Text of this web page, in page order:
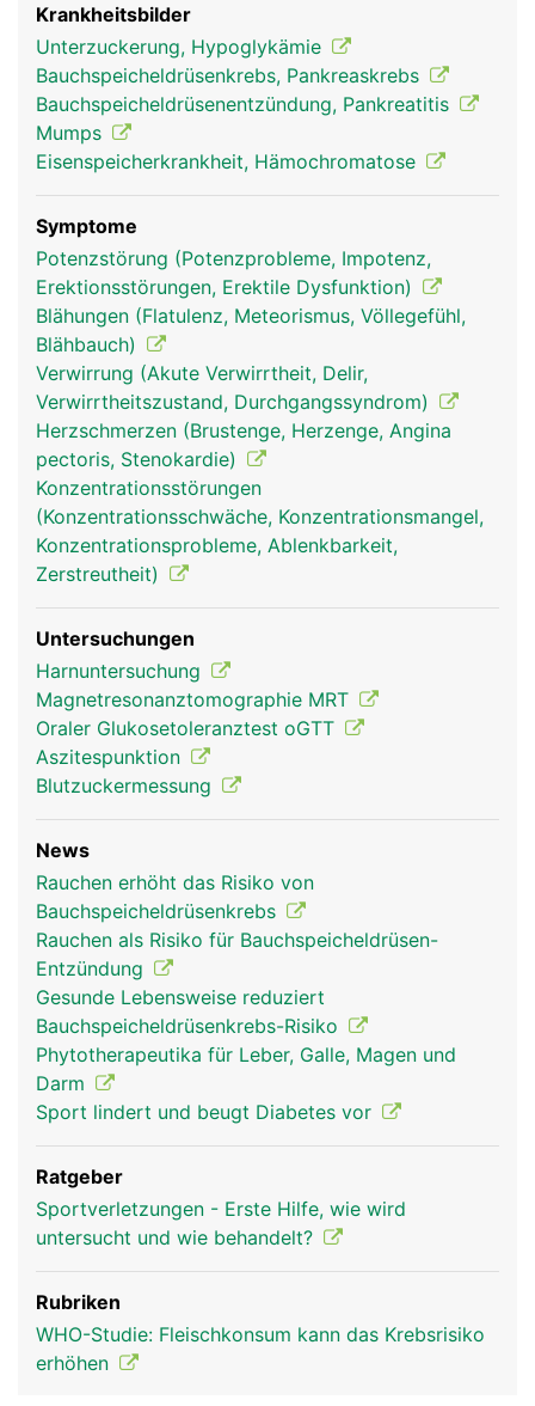
Gegenspieler den Blutzucker regulieren. Insulin
wirkt blutzuckersenkend, Glukagon
blutzuckersteigernd. Wenn der Blutzuckerspiegel
steigt, beispielsweise nach einer Mahlzeit, gibt die
Bauchspeicheldrüse Insulin ins Blut ab, wodurch
der Zuckerspiegel sinkt. Wenn umgekehrt der
abgegeben.
pankreas frau
bauchspeicheldrüse
pankreas mann
Krankheitsbilder
Unterzuckerung, Hypoglykämie
Bauchspeicheldrüsenkrebs, Pankreaskrebs
Bauchspeicheldrüsenentzündung, Pankreatitis
Mumps
Eisenspeicherkrankheit, Hämochromatose
Symptome
Potenzstörung (Potenzprobleme, Impotenz,
Erektionsstörungen, Erektile Dysfunktion)
Blähungen (Flatulenz, Meteorismus, Völlegefühl,
Blähbauch)
Verwirrung (Akute Verwirrtheit, Delir,
Verwirrtheitszustand, Durchgangssyndrom)
Herzschmerzen (Brustenge, Herzenge, Angina
pectoris, Stenokardie)
Konzentrationsstörungen
(Konzentrationsschwäche, Konzentrationsmangel,
Konzentrationsprobleme, Ablenkbarkeit,
Zerstreutheit)
Untersuchungen
Harnuntersuchung
Magnetresonanztomographie MRT
Oraler Glukosetoleranztest oGTT
Aszitespunktion
Blutzuckermessung
News
Rauchen erhöht das Risiko von
Bauchspeicheldrüsenkrebs
Rauchen als Risiko für Bauchspeicheldrüsen-
Entzündung
Gesunde Lebensweise reduziert
Bauchspeicheldrüsenkrebs-Risiko
Phytotherapeutika für Leber, Galle, Magen und
Darm
Sport lindert und beugt Diabetes vor
Ratgeber
Sportverletzungen - Erste Hilfe, wie wird
untersucht und wie behandelt?
Rubriken
WHO-Studie: Fleischkonsum kann das Krebsrisiko
erhöhen